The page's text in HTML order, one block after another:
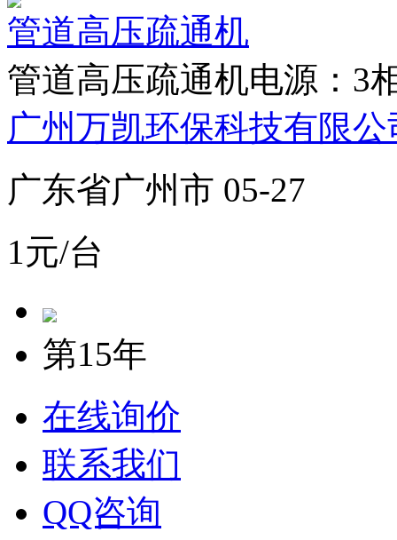
管道高压疏通机
管道高压疏通机电源：3
广州万凯环保科技有限公
广东省广州市 05-27
1元/台
第15年
在线询价
联系我们
QQ咨询